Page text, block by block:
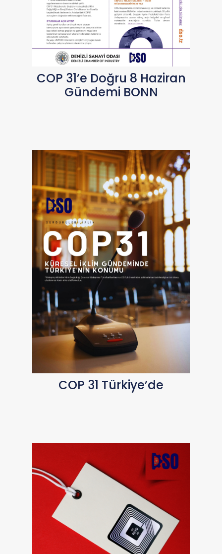
COP 31’e Doğru 8 Haziran
Gündemi BONN
COP 31 Türkiye’de